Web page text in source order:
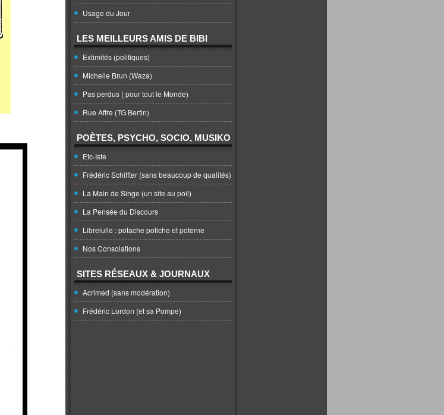
Usage du Jour
LES MEILLEURS AMIS DE BIBI
Extimités (politiques)
Michelle Brun (Waza)
Pas perdus ( pour tout le Monde)
Rue Affre (TG Bertin)
POÈTES, PSYCHO, SOCIO, MUSIKO
Etc-Iste
Frédéric Schiffter (sans beaucoup de qualités)
La Main de Singe (un site au poil)
La Pensée du Discours
Librelulle : potache potiche et poterne
Nos Consolations
SITES RÉSEAUX & JOURNAUX
Acrimed (sans modération)
Frédéric Lordon (et sa Pompe)